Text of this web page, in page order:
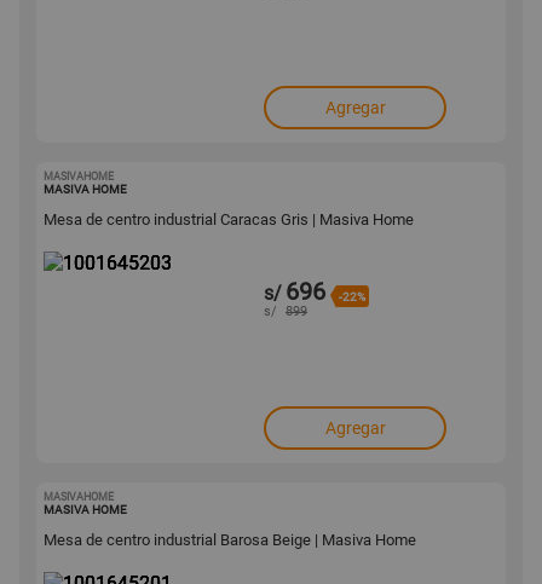
Agregar
MASIVAHOME
MASIVA HOME
Mesa de centro industrial Caracas Gris | Masiva Home
s/ 696 -22%
s/ 899
Agregar
MASIVAHOME
MASIVA HOME
Mesa de centro industrial Barosa Beige | Masiva Home